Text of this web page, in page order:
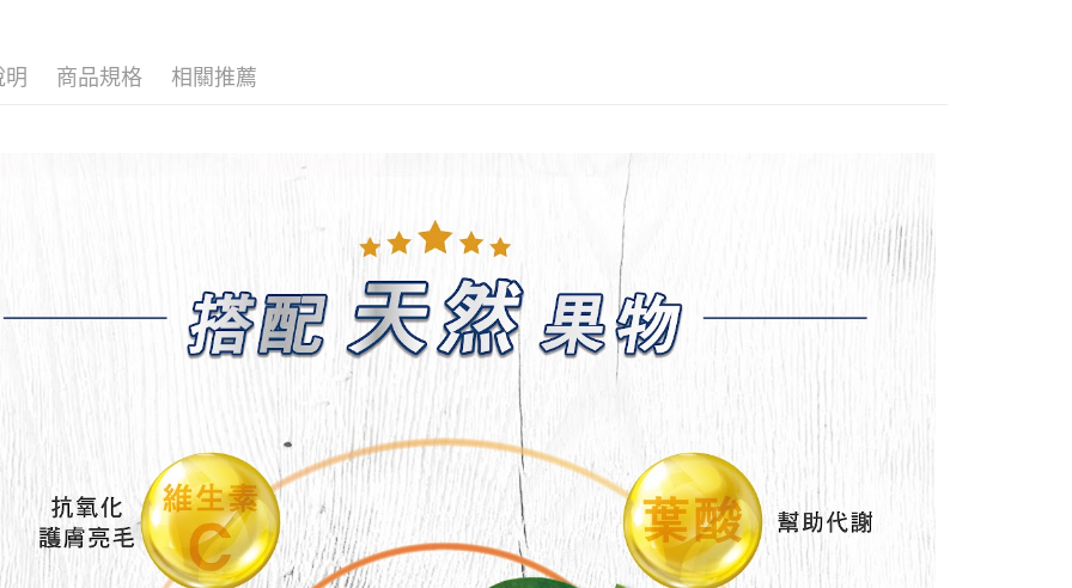
／ATM／網路銀行／等多元方式進行付款，方視為交易完成。
※ 請注意：結帳手續完成當下不需立刻繳費，但若您需要取消訂單，請聯
絡購買商品的店家。未經商家同意取消之訂單仍視為有效，需透過AFTEE
先享後付繳納相關費用。
※ 交易是否成功請以「AFTEE先享後付 」之結帳頁面顯示為準，若有關於
是否繳費成功／繳費後需取消欲退款等相關疑問，請聯繫「AFTEE先享後
付客戶支援中心」https://netprotections.freshdesk.com/support/home
【注意事項】
１．透過由恩沛科技股份有限公司提供之「AFTEE先享後付」服務完成之
交易，需依本服務之必要範圍內提供個人資料，並將交易相關給付款項請
求債權轉讓予恩沛科技股份有限公司。
２．關於個人資料處理事宜，請瀏覽以下網址：
https://aftee.tw/terms/#terms3
３．未成年的使用者請事先徵得法定代理人或監護人之同意方可使用
「AFTEE先享後付」，若未經同意申辦者引起之損失，本公司不負相關責
４．使用「AFTEE先享後付」時，將依據個別帳號之用戶狀況，依本公司
即時審查核予不同之上限額度；若仍有額度不足之情形，本公司將視審查
付款後全家取貨_限重5KG
每筆NT$60，滿NT$999(含以上)免運費
萊爾富取貨付款_限重10KG
每筆NT$60，滿NT$999(含以上)免運費
付款後萊爾富取貨_限重10KG
每筆NT$60，滿NT$999(含以上)免運費
7-11取貨付款_限重10KG
每筆NT$60，滿NT$999(含以上)免運費
付款後7-11取貨_限重10KG
每筆NT$60，滿NT$999(含以上)免運費
宅配
每筆NT$120，滿NT$999(含以上)免運費
明 商品規格 相關推薦